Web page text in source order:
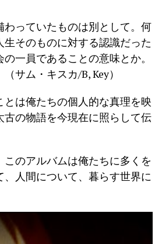
わっていたものは別として。何
そのものに対する認識だった
一員であることの意味とか。
サム・キスカ/B, Key）
とは俺たちの個人的な真理を映
の物語を今現在に照らして伝
このアルバムは俺たちに多くを
人間について、暮らす世界に